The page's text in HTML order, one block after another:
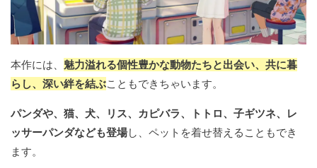
本作には、 魅力溢れる個性豊かな動物たちと出会い、共に暮
らし、深い絆を結ぶこともできちゃいます。
パンダや、猫、犬、リス、カピバラ、トトロ、子ギツネ、レ
ッサーパンダなども登場し、ペットを着せ替えることもでき
ます。